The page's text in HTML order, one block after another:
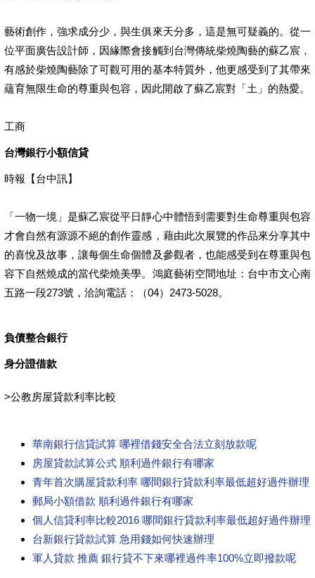
藝術創作，強求成分少，與生俱來天分多，這是無可疑義的。從一
位平面廣告設計師，因緣際會接觸到台灣傳統柴燒陶藝的蘇乙宸，
有感於柴燒陶藝除了可觀可用的基本特質外，他更感受到了其帶來
蘊育無限生命的尊重與包容，因此開啟了蘇乙宸對「土」的熱愛。
工商
台灣銀行小額信貸
時報【台中訊】
「一物一境」是蘇乙宸從平日靜心中體悟到需要對生命尊重與包容
才會自然有源源不絕的創作靈感，藉由此次展覽的作品來分享其中
的喜悅及故事，讓每個生命個體及參觀者，也能感受到在尊重與包
容下自然燒成的當代柴燒美學。鴻庭藝術空間地址：台中市文心南
五路一段273號，洽詢電話：（04）2473-5028。
負債整合銀行
身分證借款
>公教房屋貸款利率比較
華南銀行信貸試算 哪裡借錢安全合法立刻放款呢
房屋貸款試算公式 順利過件銀行有哪家
青年首次購屋貸款利率 哪間銀行貸款利率最低超好過件辦理
郵局小額借款 順利過件銀行有哪家
個人信貸利率比較2016 哪間銀行貸款利率最低超好過件辦理
台新銀行貸款試算 急用錢如何快速辦理
軍人貸款 推薦 銀行貸不下來哪裡過件率100%立即撥款呢